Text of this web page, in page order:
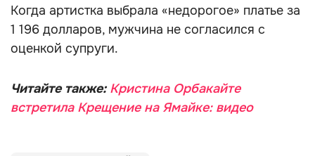
Когда артистка выбрала «недорогое» платье за
1 196 долларов, мужчина не согласился с
оценкой супруги.
Читайте также: Кристина Орбакайте
встретила Крещение на Ямайке: видео